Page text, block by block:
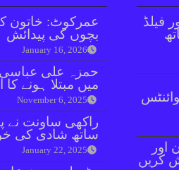
بچوں کی پیدائش
January 16, 2026
حمزہ علی عباسی
میں مبتلا ہونے
November 6, 2025
راکھی ساونت نے
ساتھ شادی کی
January 22, 2025
فیلڈ
81 ہزار پوائنٹس
اور
کریں